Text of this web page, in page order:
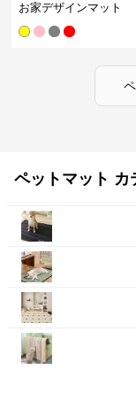
お家デザインマット
ペットマット カ